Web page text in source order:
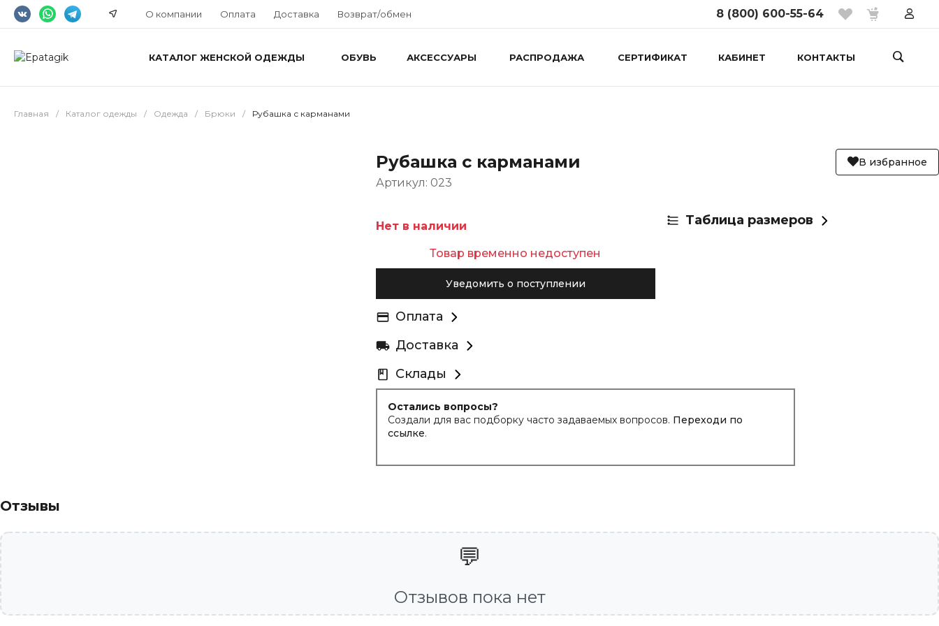
О компании Оплата Доставка Возврат/обмен 8 (800) 600-55-64
КАТАЛОГ ЖЕНСКОЙ ОДЕЖДЫ ОБУВЬ АКСЕССУАРЫ РАСПРОДАЖА СЕРТИФИКАТ КАБИНЕТ КОНТАКТЫ
Главная / Каталог одежды / Одежда / Брюки / Рубашка с карманами
Рубашка с карманами В избранное
Артикул: 023
Нет в наличии
Товар временно недоступен
Уведомить о поступлении
Таблица размеров
Оплата
Доставка
Склады
Остались вопросы?
Создали для вас подборку часто задаваемых вопросов. Переходи по
ссылке.
Отзывы
💬
Отзывов пока нет